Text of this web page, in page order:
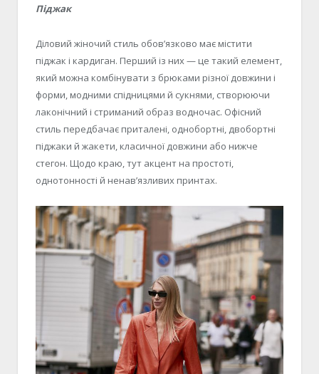
Піджак
Діловий жіночий стиль обов’язково має містити
піджак і кардиган. Перший із них — це такий елемент,
який можна комбінувати з брюками різної довжини і
форми, модними спідницями й сукнями, створюючи
лаконічний і стриманий образ водночас. Офісний
стиль передбачає приталені, однобортні, двобортні
піджаки й жакети, класичної довжини або нижче
стегон. Щодо краю, тут акцент на простоті,
однотонності й ненав’язливих принтах.